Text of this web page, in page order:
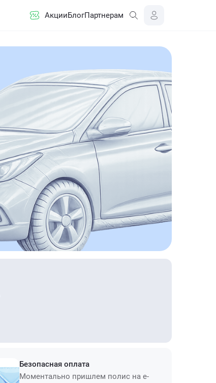
АкцииБлогПартнерам
Безопасная оплата
Моментально пришлем полис на e-